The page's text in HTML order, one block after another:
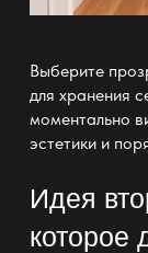
Выберите
для хранения
моментально
эстетики и
Идея
которое